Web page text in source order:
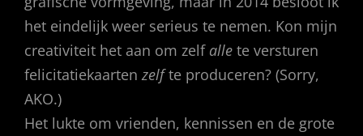
het eindelijk weer serieus te nemen. Kon mijn
creativiteit het aan om zelf alle te versturen
felicitatiekaarten zelfte produceren? (Sorry,
AKO.)
Het lukte om vrienden, kennissen en de grote